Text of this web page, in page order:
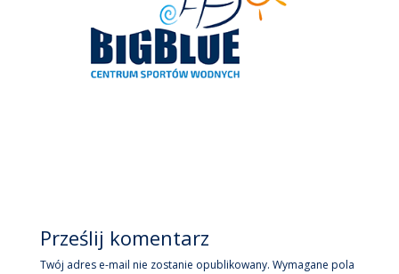
Prześlij komentarz
Twój adres e-mail nie zostanie opublikowany. Wymagane pola